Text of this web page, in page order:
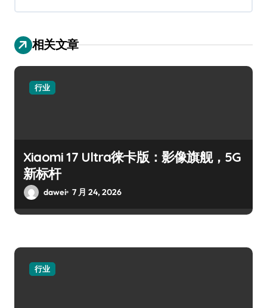
相关文章
行业
Xiaomi 17 Ultra徕卡版：影像旗舰，5G
新标杆
dawei 7 月 24, 2026
行业